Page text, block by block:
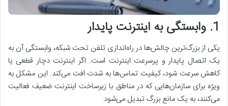
1. وابستگی به اینترنت پایدار
یکی از بزرگ‌ترین چالش‌ها در راه‌اندازی تلفن تحت شبکه، وابستگی آن به
یک اتصال پایدار و پرسرعت اینترنت است. اگر اینترنت دچار قطعی یا
کاهش سرعت شود، کیفیت تماس‌ها به شدت افت می‌کند. این مشکل به
ویژه برای سازمان‌هایی که در مناطق با زیرساخت اینترنت ضعیف فعالیت
می‌کنند، به یک مانع بزرگ تبدیل می‌شود.